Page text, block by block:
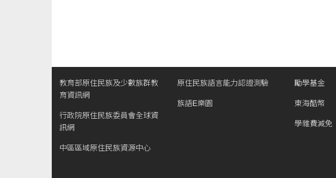
教育部原住民族及少數族群教
育資訊網
行政院原住民族委員會全球資
訊網
中區區域原住民族資源中心
原住民族語言能力認證測驗
族語E樂園
勵學基金
東海酷幣
學雜費減免